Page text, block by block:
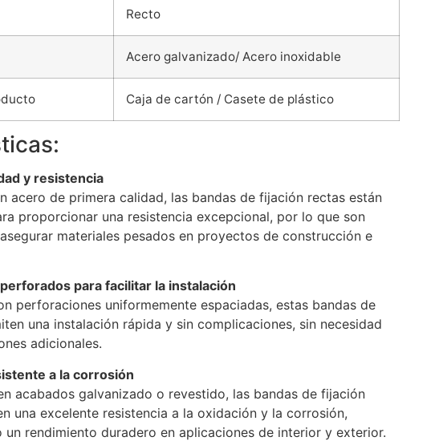
Recto
Acero galvanizado/ Acero inoxidable
Caja de cartón / Casete de plástico
y resistencia
acero de primera calidad, las bandas de fijación rectas están
proporcionar una resistencia excepcional, por lo que son
materiales pesados en proyectos de construcción e
para facilitar la instalación
perforaciones uniformemente espaciadas, estas bandas de
una instalación rápida y sin complicaciones, sin necesidad
adicionales.
a la corrosión
acabados galvanizado o revestido, las bandas de fijación
una excelente resistencia a la oxidación y la corrosión,
un rendimiento duradero en aplicaciones de interior y exterior.